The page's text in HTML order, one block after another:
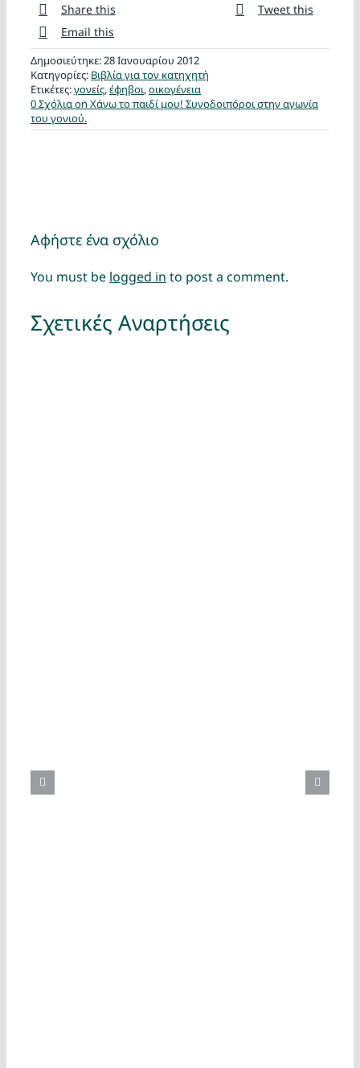
Share this
Tweet this
Email this
Δημοσιεύτηκε: 28 Ιανουαρίου 2012
Κατηγορίες: Βιβλία για τον κατηχητή
Ετικέτες:γονείς,έφηβοι,οικογένεια
0 Σχόλιαon Χάνω το παιδί μου! Συνοδοιπόροι στην αγωνία
του γονιού.
Αφήστε ένα σχόλιο
You must be logged in to post a comment.
Σχετικές Αναρτήσεις